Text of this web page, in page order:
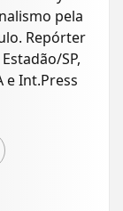
Repórter
SP,
e Int.Press